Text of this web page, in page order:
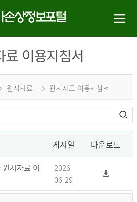
료 이용지침서
원시자료 원시자료 이용지침서
게시일 다운로드
시자료 이
2026-
06-29